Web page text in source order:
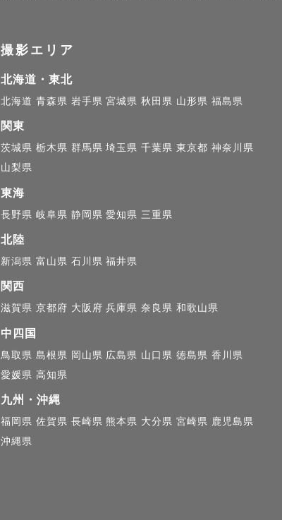
撮影エリア
北海道・東北
北海道 青森県 岩手県 宮城県 秋田県 山形県 福島県
関東
茨城県 栃木県 群馬県 埼玉県 千葉県 東京都 神奈川県
山梨県
東海
長野県 岐阜県 静岡県 愛知県 三重県
北陸
新潟県 富山県 石川県 福井県
関西
滋賀県 京都府 大阪府 兵庫県 奈良県 和歌山県
中四国
鳥取県 島根県 岡山県 広島県 山口県 徳島県 香川県
愛媛県 高知県
九州・沖縄
福岡県 佐賀県 長崎県 熊本県 大分県 宮崎県 鹿児島県
沖縄県